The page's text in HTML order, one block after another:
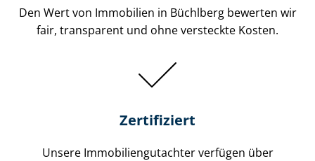
Den Wert von Immobilien in Büchlberg bewerten wir
fair, transparent und ohne versteckte Kosten.
Zertifiziert
Unsere Immobilien­gutachter verfügen über